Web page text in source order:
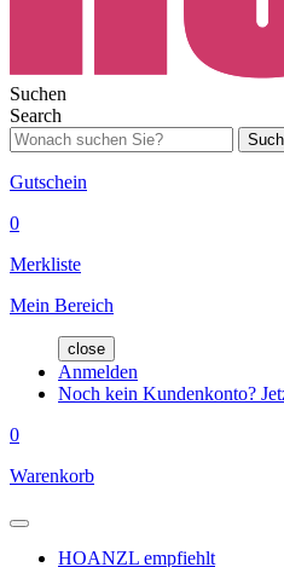
Suchen
Search
Gutschein
0
Merkliste
Mein Bereich
close
Anmelden
Noch kein Kundenkonto?
0
Warenkorb
HOANZL empfiehlt